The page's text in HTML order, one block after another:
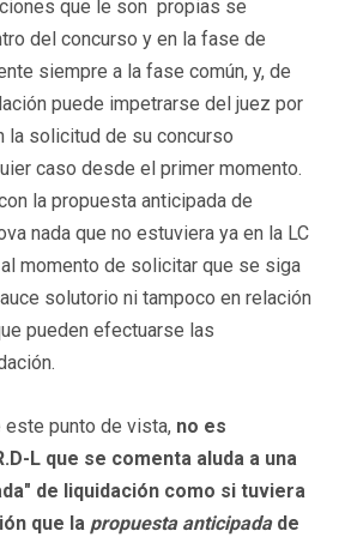
que le son propias se
del concurso y en la fase de
siempre a la fase común, y, de
puede impetrarse del juez por
la solicitud de su concurso
caso desde el primer momento.
la propuesta anticipada de
nada que no estuviera ya en la LC
momento de solicitar que se siga
solutorio ni tampoco en relación
pueden efectuarse las
este punto de vista, no es
L que se comenta aluda a una
de liquidación como si tuviera
que la propuesta anticipadade